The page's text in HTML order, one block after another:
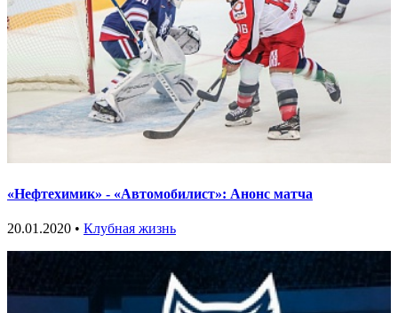
«Нефтехимик» - «Автомобилист»: Анонс матча
20.01.2020 • Клубная жизнь